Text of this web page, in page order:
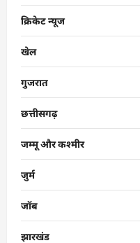
क्रिकेट न्यूज
खेल
गुजरात
छत्तीसगढ़
जम्मू और कश्मीर
जुर्म
जॉब
झारखंड